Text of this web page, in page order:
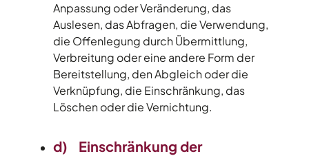
Anpassung oder Veränderung, das
Auslesen, das Abfragen, die Verwendung,
die Offenlegung durch Übermittlung,
Verbreitung oder eine andere Form der
Bereitstellung, den Abgleich oder die
Verknüpfung, die Einschränkung, das
Löschen oder die Vernichtung.
d) Einschränkung der